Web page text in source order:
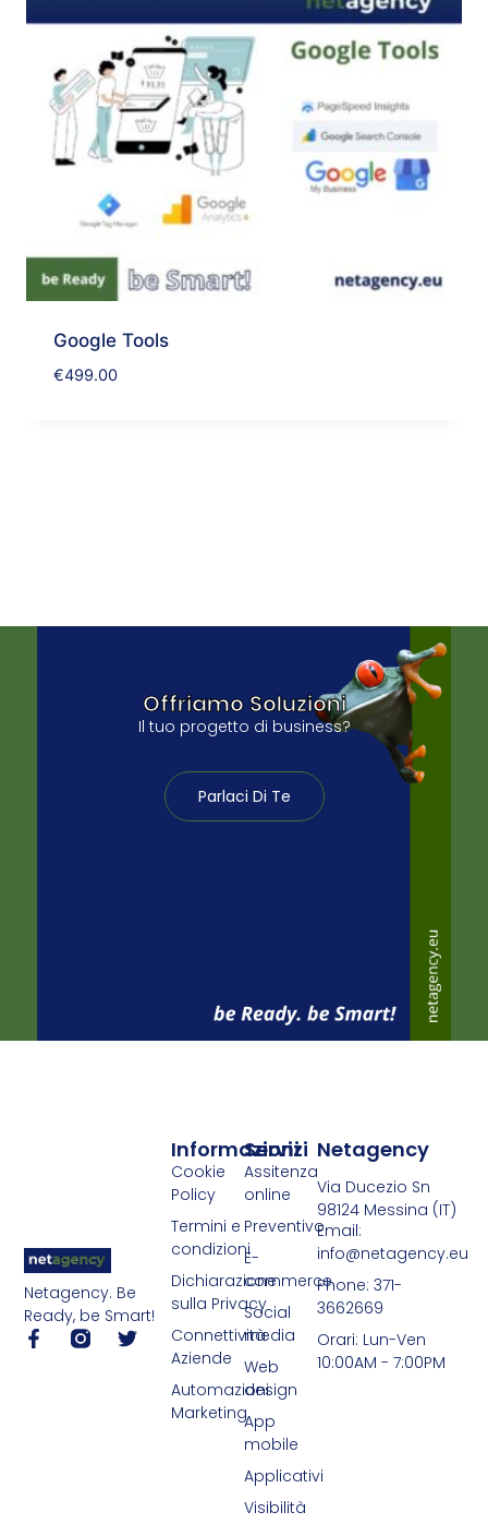
Google Tools
€499.00
Offriamo Soluzioni
Il tuo progetto di business?
Parlaci Di Te
Netagency. Be
Ready, be Smart!
Servizi
Assitenza
online
Preventivo
E-
commerce
Social
media
Web
design
App
mobile
Applicativi
Visibilità
Informazioni
Cookie
Policy
Termini e
condizioni
Dichiarazione
sulla Privacy
Connettività
Aziende
Automazioni
Marketing
Netagency
Via Ducezio Sn
98124 Messina (IT)
Email:
info@netagency.eu
Phone: 371-
3662669
Orari: Lun-Ven
10:00AM - 7:00PM